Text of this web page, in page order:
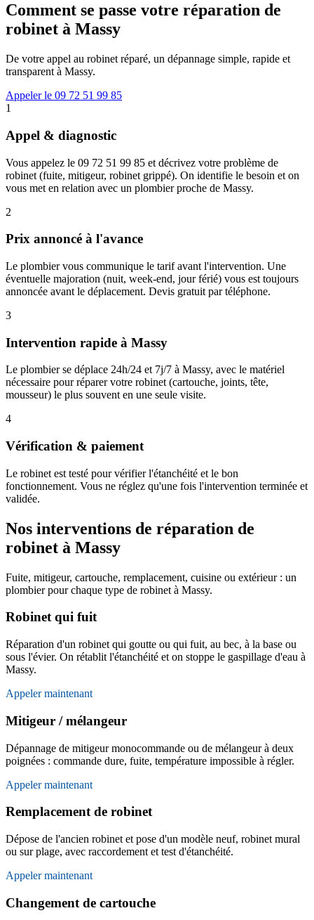
Comment se passe votre réparation de
robinet à Massy
De votre appel au robinet réparé, un dépannage simple, rapide et
transparent à Massy.
Appeler le 09 72 51 99 85
1
Appel & diagnostic
Vous appelez le 09 72 51 99 85 et décrivez votre problème de
robinet (fuite, mitigeur, robinet grippé). On identifie le besoin et on
vous met en relation avec un plombier proche de Massy.
2
Prix annoncé à l'avance
Le plombier vous communique le tarif avant l'intervention. Une
éventuelle majoration (nuit, week-end, jour férié) vous est toujours
annoncée avant le déplacement. Devis gratuit par téléphone.
3
Intervention rapide à Massy
Le plombier se déplace 24h/24 et 7j/7 à Massy, avec le matériel
nécessaire pour réparer votre robinet (cartouche, joints, tête,
mousseur) le plus souvent en une seule visite.
4
Vérification & paiement
Le robinet est testé pour vérifier l'étanchéité et le bon
fonctionnement. Vous ne réglez qu'une fois l'intervention terminée et
validée.
Nos interventions de réparation de
robinet à Massy
Fuite, mitigeur, cartouche, remplacement, cuisine ou extérieur : un
plombier pour chaque type de robinet à Massy.
Robinet qui fuit
Réparation d'un robinet qui goutte ou qui fuit, au bec, à la base ou
sous l'évier. On rétablit l'étanchéité et on stoppe le gaspillage d'eau à
Massy.
Appeler maintenant
Mitigeur / mélangeur
Dépannage de mitigeur monocommande ou de mélangeur à deux
poignées : commande dure, fuite, température impossible à régler.
Appeler maintenant
Remplacement de robinet
Dépose de l'ancien robinet et pose d'un modèle neuf, robinet mural
ou sur plage, avec raccordement et test d'étanchéité.
Appeler maintenant
Changement de cartouche